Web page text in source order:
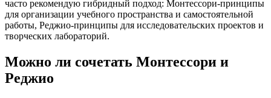
часто рекомендую гибридный подход: Монтессори-принципы
для организации учебного пространства и самостоятельной
работы, Реджио-принципы для исследовательских проектов и
творческих лабораторий.
Можно ли сочетать Монтессори и
Реджио